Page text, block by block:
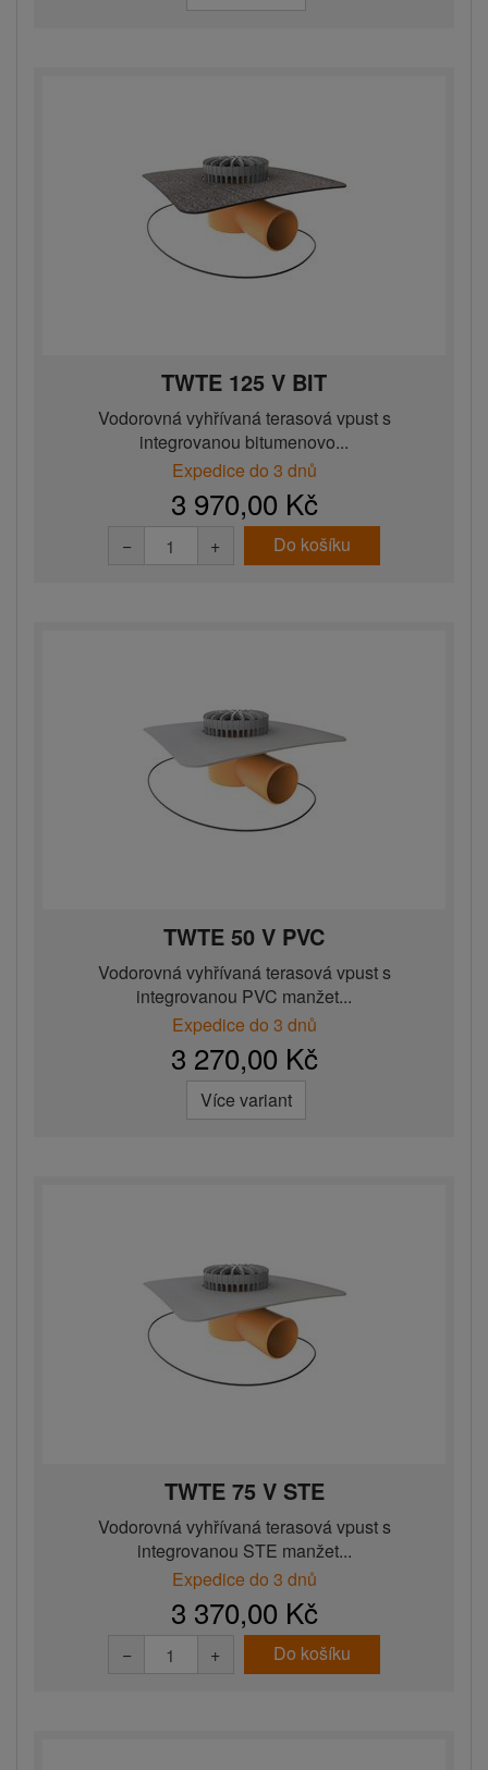
TWTE 125 V BIT
Vodorovná vyhřívaná terasová vpust s
integrovanou bitumenovo...
Expedice do 3 dnů
3 970,00 Kč
− + Do košíku
TWTE 50 V PVC
Vodorovná vyhřívaná terasová vpust s
integrovanou PVC manžet...
Expedice do 3 dnů
3 270,00 Kč
Více variant
TWTE 75 V STE
Vodorovná vyhřívaná terasová vpust s
integrovanou STE manžet...
Expedice do 3 dnů
3 370,00 Kč
− + Do košíku